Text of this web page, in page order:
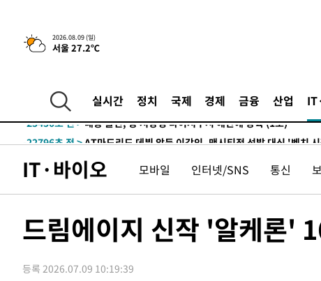
2026.08.09 (일)
서울 27.2℃
실시간 정치 국제 경제 금융 산업
-32292초 전 >'AT마드리드 7번' 이강인, 맨시티 상대로 비공식 데뷔전
-31794초 전 > [속보]'AT마드리드 7번' 이강인, 맨시티 상대로 비공식 데뷔
-26454초 전 >
이강인 ATM 입단식에 '상암벌 들썩'…"세계적인 선수 되
-25450초 전 >
44.40%
-20760초 전 > 與 강원·TK 당원투표 합산 김민석 46.01%로 승리…정청
-20600초 전 >[속보]與전대 권리당원투표…강원·경북 김민석, 대구 정청
45.71%
-20309초 전 >[속보]與 당대표 경선, 대구 권리당원 투표 정청래
득표
-18024초 전 >"일본축구협회, 대한축구협회 성 접대 의혹 심판 조사"
IT·바이오 모바일 인터넷/SNS 통신
드림에이지 신작 '알케론'
등록 2026.07.09 10:19:39